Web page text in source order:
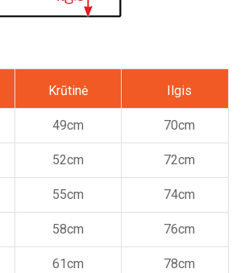
Krūtinė Ilgis
49cm 70cm
52cm 72cm
55cm 74cm
58cm 76cm
61cm 78cm